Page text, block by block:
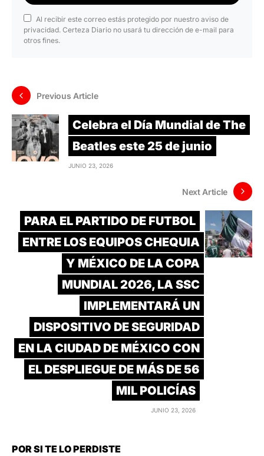
Al recibir este correo estás protegido por nuestro aviso de
privacidad. Certeza Diario no usará tu dirección de e-mail para
otros fines.
Previous Article
Celebra el Día Mundial de The
Beatles este 25 de junio
JUNIO 23, 2026
Next Article
PARA EL PARTIDO DE FUTBOL
ENTRE LOS EQUIPOS CHEQUIA
Y MÉXICO DE LA COPA
MUNDIAL 2026, LA SSC
IMPLEMENTARÁ UN
DISPOSITIVO DE SEGURIDAD
EN LA CIUDAD DE MÉXICO CON
EL DESPLIEGUE DE MÁS DE 56
MIL POLICÍAS
JUNIO 23, 2026
POR SI TE LO PERDISTE